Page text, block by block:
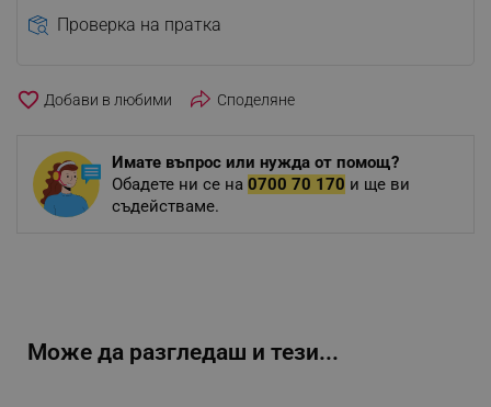
Проверка на пратка
favorite_border Споделяне
Имате въпрос или нужда от помощ?
Обадете ни се на 0700 70 170 и ще ви
съдействаме.
Може да разгледаш и тези...